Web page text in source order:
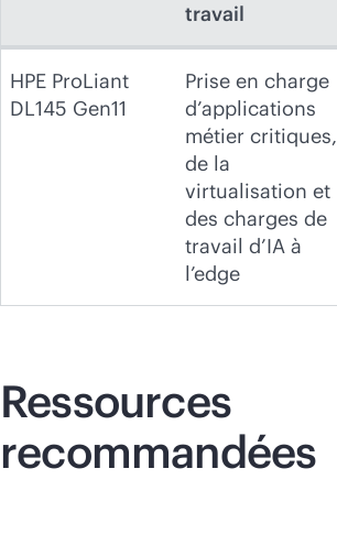
travail
HPE ProLiant
DL145 Gen11
Prise en charge
d’applications
métier critiques,
de la
virtualisation et
des charges de
travail d’IA à
l’edge
Ressources
recommandées